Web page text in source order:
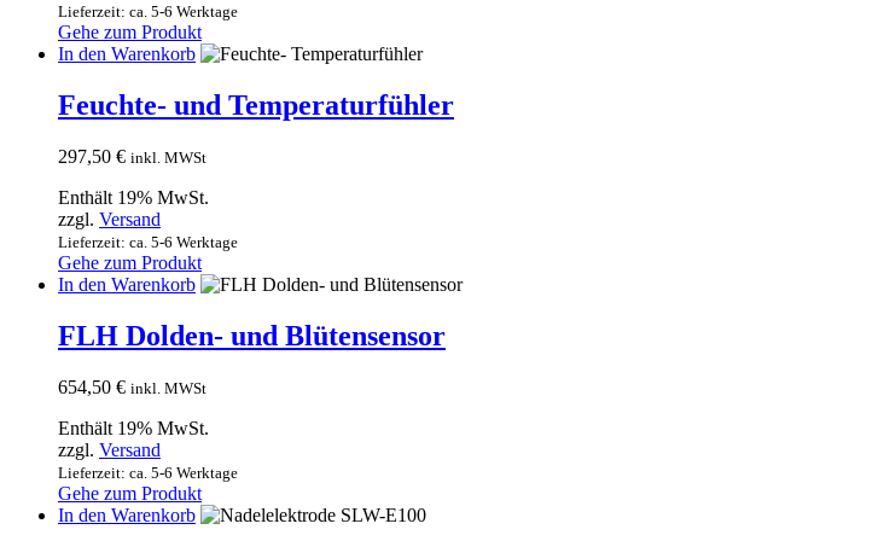
Lieferzeit: ca. 5-6 Werktage
Gehe zum Produkt
In den Warenkorb
Feuchte- und Temperaturfühler
297,50 € inkl. MWSt
Enthält 19% MwSt.
zzgl. Versand
Lieferzeit: ca. 5-6 Werktage
Gehe zum Produkt
In den Warenkorb
FLH Dolden- und Blütensensor
654,50 € inkl. MWSt
Enthält 19% MwSt.
zzgl. Versand
Lieferzeit: ca. 5-6 Werktage
Gehe zum Produkt
In den Warenkorb